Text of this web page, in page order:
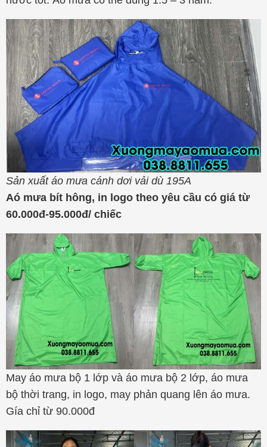
Sản xuất áo mưa cánh dơi vải dù 195A
Aó mưa bít hông, in logo theo yêu cầu có giá từ
60.000đ-95.000đ/ chiếc
May áo mưa bộ 1 lớp và áo mưa bộ 2 lớp, áo mưa
bộ thời trang, in logo, may phản quang lên áo mưa.
Gía chỉ từ 90.000đ